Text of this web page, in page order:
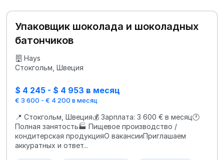
Упаковщик шоколада и шоколадных
батончиков
Hays
Стокгольм, Швеция
$ 4 245 - $ 4 953 в месяц
€ 3 600 - € 4 200 в месяц
📍 Стокгольм, Швеция💰 Зарплата: 3 600 € в месяц🕐
Полная занятость🏭 Пищевое производство /
кондитерская продукцияО вакансииПриглашаем
аккуратных и ответ...